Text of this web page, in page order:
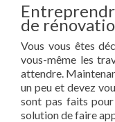
de
Vous vous êtes
vous-même les
attendre.
un peu et devez
sont pas faits
solution de faire